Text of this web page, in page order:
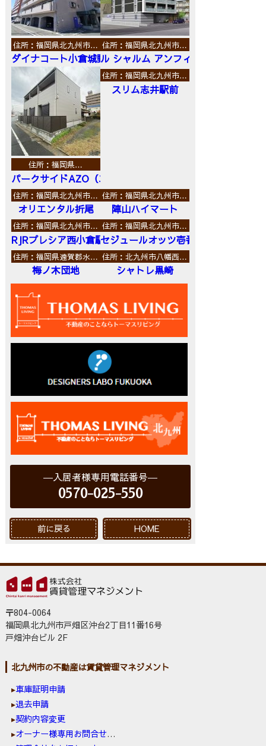
住所：福岡県北九州市…
ダイナコート小倉城野
住所：福岡県北九州市…
ル シャルム アンフィニ
住所：福岡県…
パークサイドAZO（エーゼットオー）
住所：福岡県北九州市…
スリム志井駅前
住所：福岡県北九州市…
オリエンタル折尾
住所：福岡県北九州市…
陣山ハイマート
住所：福岡県北九州市…
RJRプレシア西小倉駅前
住所：福岡県北九州市…
セジュールオッツ壱番館
住所：福岡県遠賀郡水…
梅ノ木団地
住所：北九州市八幡西…
シャトレ黒崎
入居者様専用電話番号
0570-025-550
前に戻る HOME
〒804-0064
福岡県北九州市戸畑区沖台2丁目11番16号
戸畑沖台ビル 2F
北九州市の不動産は賃貸管理マネジメント
車庫証明申請
退去申請
契約内容変更
オーナー様専用お問合せ窓口